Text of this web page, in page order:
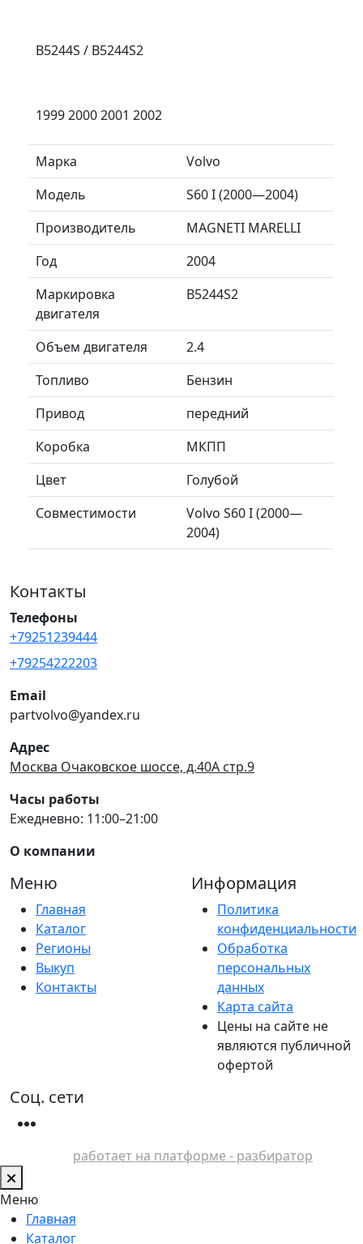
B5244S / B5244S2
1999 2000 2001 2002
Марка
Volvo
Модель
S60 I (2000—2004)
Производитель
MAGNETI MARELLI
Год
2004
Маркировка
двигателя
B5244S2
Объем двигателя
2.4
Топливо
Бензин
Привод
передний
Коробка
МКПП
Цвет
Голубой
Совместимости
Volvo S60 I (2000—
2004)
Контакты
Телефоны
+79251239444
+79254222203
Email
partvolvo@yandex.ru
Адрес
Москва Очаковское шоссе, д.40А стр.9
Часы работы
Ежедневно: 11:00–21:00
О компании
Меню
Главная
Каталог
Регионы
Выкуп
Контакты
Информация
Политика
конфиденциальности
Обработка
персональных
данных
Карта сайта
Цены на сайте не
являются публичной
офертой
Соц. сети
работает на платформе - разбиратор
Меню
Главная
Каталог